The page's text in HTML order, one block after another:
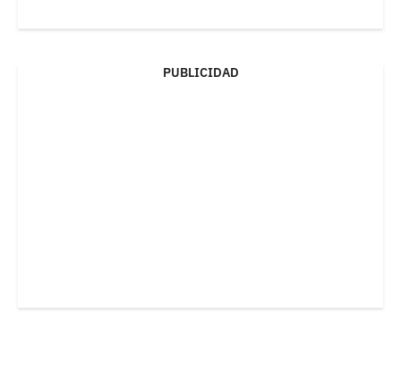
PUBLICIDAD